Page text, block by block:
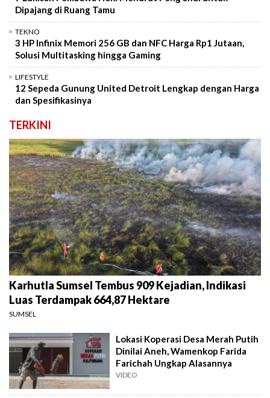
Dipajang di Ruang Tamu
TEKNO
3 HP Infinix Memori 256 GB dan NFC Harga Rp1 Jutaan,
Solusi Multitasking hingga Gaming
LIFESTYLE
12 Sepeda Gunung United Detroit Lengkap dengan Harga
dan Spesifikasinya
TERKINI
Karhutla Sumsel Tembus 909 Kejadian, Indikasi
Luas Terdampak 664,87 Hektare
SUMSEL
Lokasi Koperasi Desa Merah Putih
Dinilai Aneh, Wamenkop Farida
Farichah Ungkap Alasannya
VIDEO